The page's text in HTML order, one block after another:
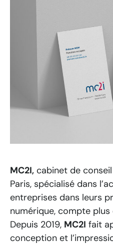
MC2I, cabinet de
Paris, spécialisé dans
entreprises dans leurs
numérique, compte
Depuis 2019, MC2I fait
conception et